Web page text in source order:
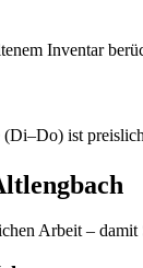
Inventar
ist
Arbeit –